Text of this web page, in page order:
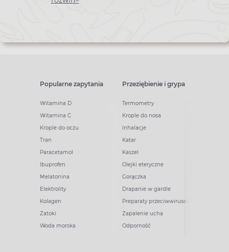
Popularne zapytania
Witamina D
Witamina C
Krople do oczu
Tran
Paracetamol
Ibuprofen
Melatonina
Elektrolity
Kolagen
Zatoki
Woda morska
Przeziębienie i grypa
Termometry
Krople do nosa
Inhalacje
Katar
Kaszel
Olejki eteryczne
Gorączka
Drapanie w gardle
Preparaty przeciwwirusowe
Zapalenie ucha
Odporność